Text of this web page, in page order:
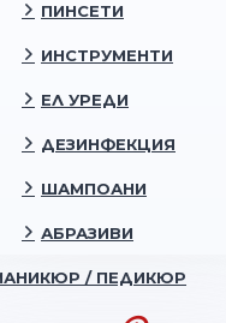
ПИНСЕТИ
ИНСТРУМЕНТИ
ЕЛ УРЕДИ
ДЕЗИНФЕКЦИЯ
ШАМПОАНИ
АБРАЗИВИ
/ ПЕДИКЮР